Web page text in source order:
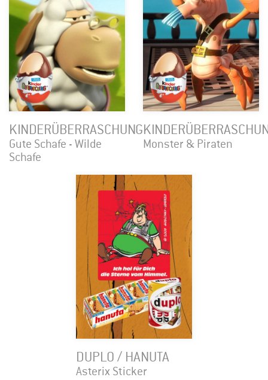
KINDERÜBERRASCHUNG
Gute Schafe - Wilde
Schafe
Monster & Piraten
DUPLO / HANUTA
Asterix Sticker